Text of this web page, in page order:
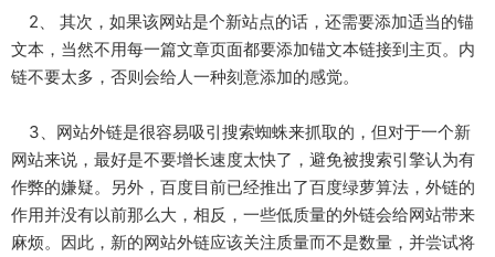
2、 其次，如果该网站是个新站点的话，还需要添加适当的锚
文本，当然不用每一篇文章页面都要添加锚文本链接到主页。内
链不要太多，否则会给人一种刻意添加的感觉。
3、网站外链是很容易吸引搜索蜘蛛来抓取的，但对于一个新
网站来说，最好是不要增长速度太快了，避免被搜索引擎认为有
作弊的嫌疑。另外，百度目前已经推出了百度绿萝算法，外链的
作用并没有以前那么大，相反，一些低质量的外链会给网站带来
麻烦。因此，新的网站外链应该关注质量而不是数量，并尝试将